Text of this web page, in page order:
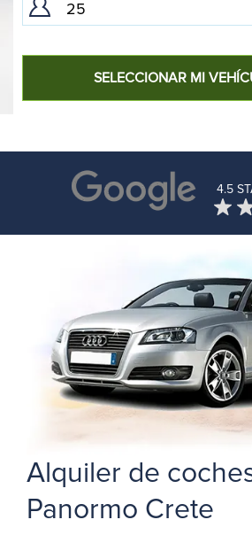
SELECCIONAR MI
4.5
Alquiler de
Panormo Crete